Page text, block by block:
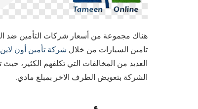
هناك مجموعة من أسعار شركات التأمين ضد
تامين السيارات من خلال شركة تأمين أون لاين
العديد من المخالفات التي تكلفهم الكثير،
الشركة بتعويض الطرف الاخر بمبلغ مادي.